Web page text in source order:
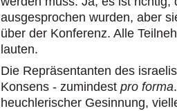
ausgesprochen wurden, aber
über der Konferenz. Alle
lauten.
Die Repräsentanten des
Konsens - zumindest pro forma
heuchlerischer Gesinnung,